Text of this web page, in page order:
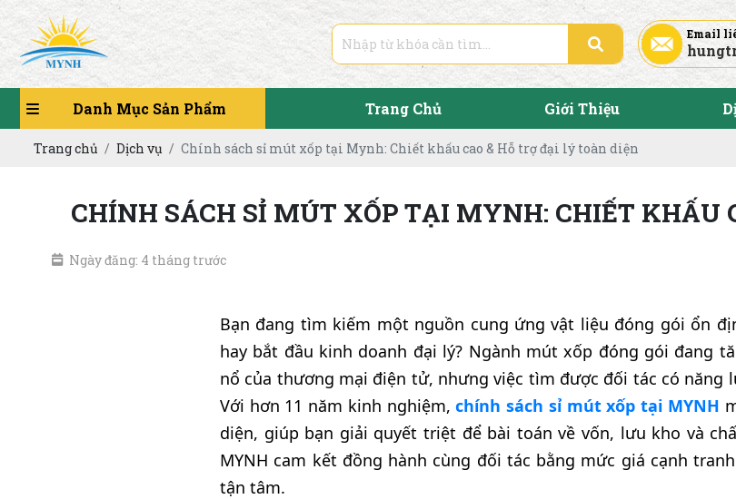
Email
Danh Mục Sản Phẩm Trang Chủ Giới Thiệu
Trang chủ Dịch vụ Chính sách sỉ mút xốp tại Mynh: Chiết khấu cao & Hỗ trợ đại lý toàn diện
CHÍNH SÁCH SỈ MÚT XỐP TẠI MYNH: CHIẾT KHẤU
Ngày đăng: 4 tháng trước
Bạn đang tìm kiếm một nguồn cung ứng vật liệu đóng gói ổn
hay bắt đầu kinh doanh đại lý? Ngành mút xốp đóng gói đang
nổ của thương mại điện tử, nhưng việc tìm được đối tác có năng
Với hơn 11 năm kinh nghiệm,chính sách sỉ mút xốp tại MYNH
diện, giúp bạn giải quyết triệt để bài toán về vốn, lưu kho và
MYNH cam kết đồng hành cùng đối tác bằng mức giá cạnh
tận tâm.